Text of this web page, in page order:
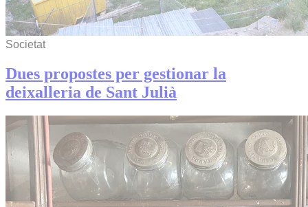
Societat
Dues propostes per gestionar la
deixalleria de Sant Julià